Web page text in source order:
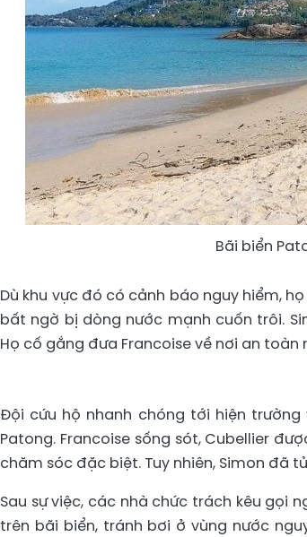
Bãi biển
Dù khu vực đó có cảnh báo nguy hiểm,
bất ngờ bị dòng nước mạnh cuốn trôi.
Họ cố gắng đưa Francoise về nơi an
Đội cứu hộ nhanh chóng tới hiện
Patong. Francoise sống sót, Cubellier
chăm sóc đặc biệt. Tuy nhiên, Simon đã
Sau sự việc, các nhà chức trách kêu gọi
trên bãi biển, tránh bơi ở vùng nước